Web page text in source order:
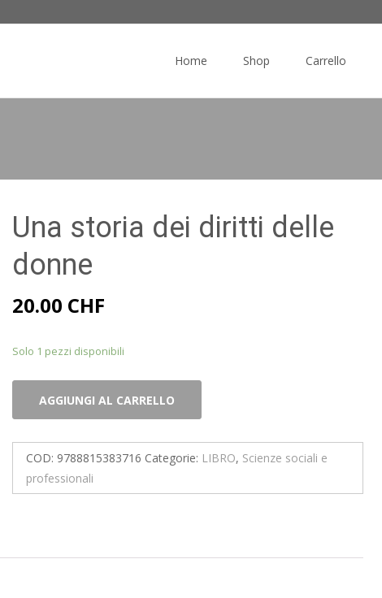
Home Shop Carrello
Una storia dei diritti delle
donne
20.00 CHF
Solo 1 pezzi disponibili
storia
diritti
donne
AGGIUNGI AL CARRELLO
COD: 9788815383716 Categorie: LIBRO, Scienze sociali e
professionali